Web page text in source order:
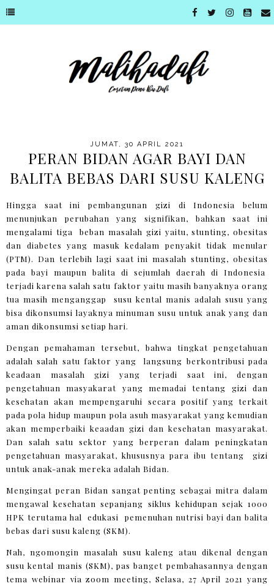
JUMAT, 30 APRIL 2021
PERAN BIDAN AGAR BAYI DAN
BALITA BEBAS DARI SUSU KALENG
Hingga saat ini pembangunan gizi di Indonesia belum
menunjukan perubahan yang signifikan, bahkan saat ini
mengalami tiga beban masalah gizi yaitu, stunting, obesitas
dan diabetes yang masuk kedalam penyakit tidak menular
(PTM). Dan terlebih lagi saat ini masalah stunting, obesitas
pada bayi maupun balita di sejumlah daerah di Indonesia
terjadi karena salah satu faktor yaitu masih banyaknya orang
tua masih menganggap susu kental manis adalah susu yang
bisa dikonsumsi layaknya minuman susu untuk anak yang dan
aman dikonsumsi setiap hari.
Dengan pemahaman tersebut, bahwa tingkat pengetahuan
adalah salah satu faktor yang langsung berkontribusi pada
keadaan masalah gizi yang terjadi saat ini, dengan
pengetahuan masyakarat yang memadai tentang gizi dan
kesehatan akan mempengaruhi secara positif yang terkait
pada pola hidup maupun pola asuh masyarakat yang kemudian
akan memperbaiki keaadan gizi dan kesehatan masyarakat.
Dan salah satu sektor yang berperan dalam peningkatan
pengetahuan masyarakat, khususnya para ibu tentang gizi
untuk anak-anak mereka adalah Bidan.
Mengingat peran Bidan sangat penting sebagai mitra dalam
mengawal kesehatan sepanjang siklus kehidupan sejak 1000
HPK terutama hal edukasi pemenuhan nutrisi bayi dan balita
bebas dari susu kaleng (SKM).
Nah, ngomongin masalah susu kaleng atau dikenal dengan
susu kental manis (SKM), pas banget pembahasannya dengan
tema webinar via zoom meeting, Selasa, 27 April 2021 yang